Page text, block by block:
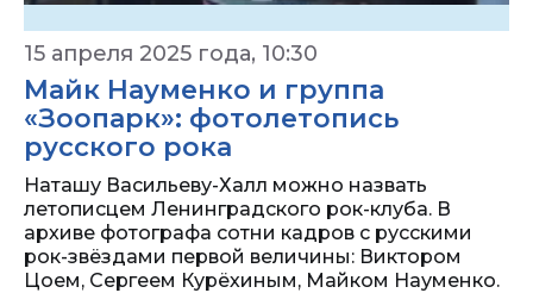
15 апреля 2025 года, 10:30
Майк Науменко и группа
«Зоопарк»: фотолетопись
русского рока
Наташу Васильеву-Халл можно назвать
летописцем Ленинградского рок-клуба. В
архиве фотографа сотни кадров с русскими
рок-звёздами первой величины: Виктором
Цоем, Сергеем Курёхиным, Майком Науменко.